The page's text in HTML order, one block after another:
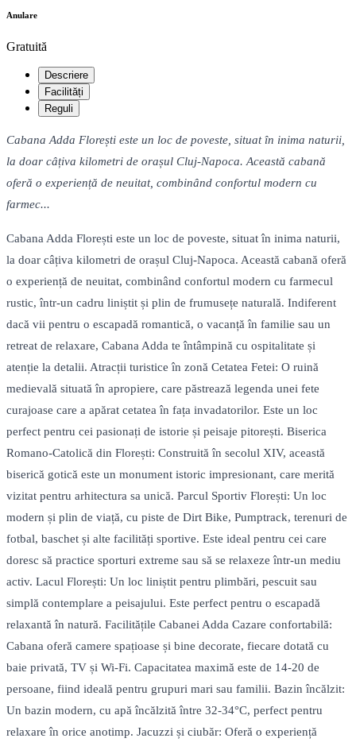
Anulare
Gratuită
Descriere
Facilități
Reguli
Cabana Adda Florești este un loc de poveste, situat în inima naturii,
la doar câțiva kilometri de orașul Cluj-Napoca. Această cabană
oferă o experiență de neuitat, combinând confortul modern cu
farmec...
Cabana Adda Florești este un loc de poveste, situat în inima naturii,
la doar câțiva kilometri de orașul Cluj-Napoca. Această cabană oferă
o experiență de neuitat, combinând confortul modern cu farmecul
rustic, într-un cadru liniștit și plin de frumusețe naturală. Indiferent
dacă vii pentru o escapadă romantică, o vacanță în familie sau un
retreat de relaxare, Cabana Adda te întâmpină cu ospitalitate și
atenție la detalii. Atracții turistice în zonă Cetatea Fetei: O ruină
medievală situată în apropiere, care păstrează legenda unei fete
curajoase care a apărat cetatea în fața invadatorilor. Este un loc
perfect pentru cei pasionați de istorie și peisaje pitorești. Biserica
Romano-Catolică din Florești: Construită în secolul XIV, această
biserică gotică este un monument istoric impresionant, care merită
vizitat pentru arhitectura sa unică. Parcul Sportiv Florești: Un loc
modern și plin de viață, cu piste de Dirt Bike, Pumptrack, terenuri de
fotbal, baschet și alte facilități sportive. Este ideal pentru cei care
doresc să practice sporturi extreme sau să se relaxeze într-un mediu
activ. Lacul Florești: Un loc liniștit pentru plimbări, pescuit sau
simplă contemplare a peisajului. Este perfect pentru o escapadă
relaxantă în natură. Facilitățile Cabanei Adda Cazare confortabilă:
Cabana oferă camere spațioase și bine decorate, fiecare dotată cu
baie privată, TV și Wi-Fi. Capacitatea maximă este de 14-20 de
persoane, fiind ideală pentru grupuri mari sau familii. Bazin încălzit:
Un bazin modern, cu apă încălzită între 32-34°C, perfect pentru
relaxare în orice anotimp. Jacuzzi și ciubăr: Oferă o experiență